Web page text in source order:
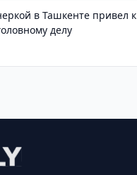
в Ташкенте привел к
делу